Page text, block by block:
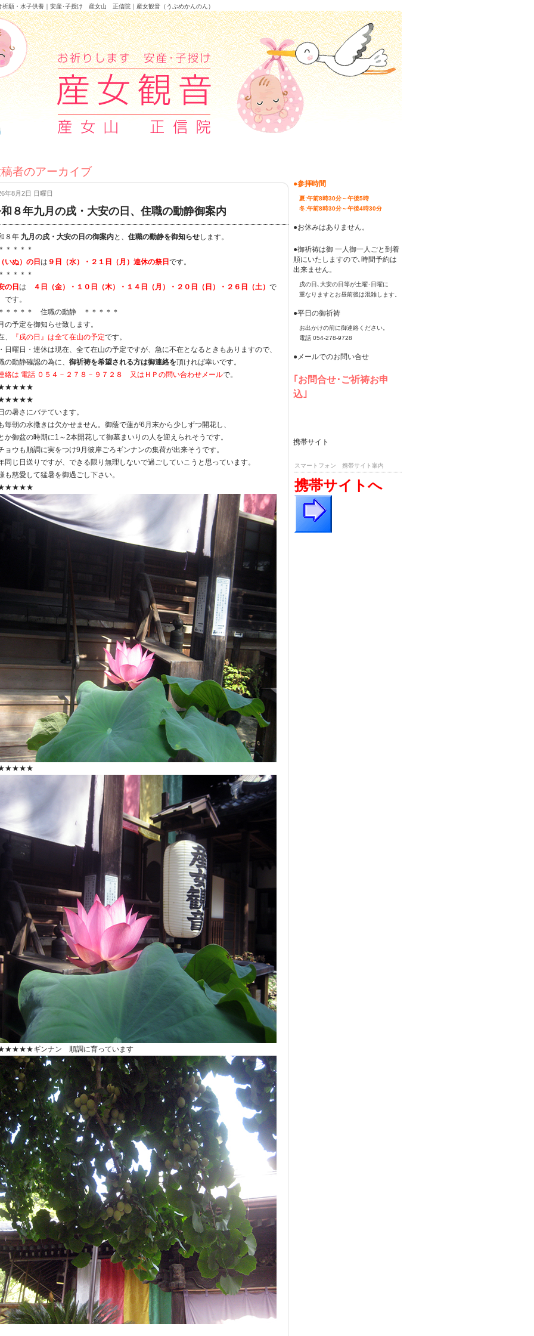
願・水子供養｜安産･子授け 産女山 正信院｜産女観音（うぶめかんのん）
者のアーカイブ
年8月2日 日曜日
８年九月の戌・大安の日、住職の動静御案内
８年 九月の戌・大安の日の御案内と、 住職の動静を御知らせします。
＊＊＊＊
いぬ）の日 は ９日（水）・２１日（月）連休の祭日 です。
＊＊＊＊
の日 は ４日（金）・１０日（木）・１４日（月）・２０日（日）・２６日（土） で
です。
＊＊＊＊ 住職の動静 ＊＊＊＊＊
の予定を御知らせ致します。
、
『戌の日』は全て在山の予定です。
日曜日・連休は現在、全て在山の予定ですが、急に不在となるときもありますので、
の動静確認の為に、 御祈祷を希望される方は御連絡を頂ければ幸いです。
絡は 電話 ０５４－２７８－９７２８ 又はＨＰの問い合わせメールで。
の暑さにバテています。
毎朝の水撒きは欠かせません。御蔭で蓮が6月末から少しずつ開花し、
か御盆の時期に1～2本開花して御墓まいりの人を迎えられそうです。
ョウも順調に実をつけ9月彼岸ごろギンナンの集荷が出来そうです。
同じ日送りですが、できる限り無理しないで過ごしていこうと思っています。
も慈愛して猛暑を御過ごし下さい。
ギンナン 順調に育っています
●参拝時間
夏:午前8時30分～午後5時
冬:午前8時30分～午後4時30分
●お休みはありません。
●御祈祷は御 一人御一人ごと到着
順にいたしますので､時間予約は
出来ません。
戌の日､大安の日等が土曜･日曜に
重なりますとお昼前後は混雑します。
●平日の御祈祷
お出かけの前に御連絡ください。
電話 054-278-9728
●メールでのお問い合せ
｢お問合せ･ご祈祷お申
込｣
携帯サイト
スマートフォン 携帯サイト案内
携帯サイトへ